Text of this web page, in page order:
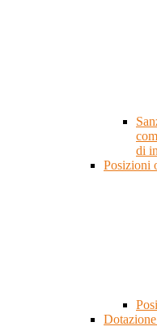
di
Posizioni